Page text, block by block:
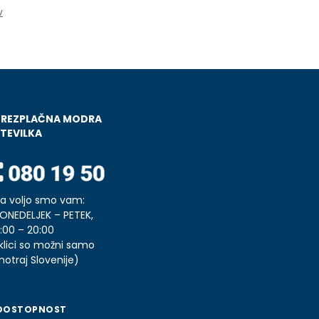
MODRA
voljo smo vam:
– PETEK,
– 20:00
so možni samo
Slovenije)